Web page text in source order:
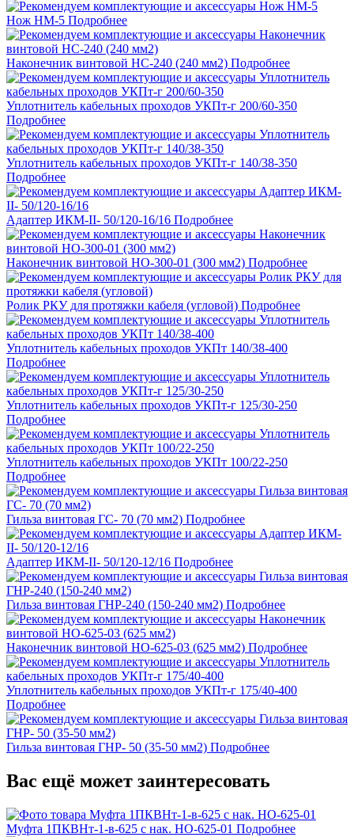
Нож НМ-5 Подробнее
Наконечник винтовой НС-240 (240 мм2) Подробнее
Уплотнитель кабельных проходов УКПт-г 200/60-350
Подробнее
Уплотнитель кабельных проходов УКПт-г 140/38-350
Подробнее
Адаптер ИКМ-II- 50/120-16/16 Подробнее
Наконечник винтовой НО-300-01 (300 мм2) Подробнее
Ролик РКУ для протяжки кабеля (угловой) Подробнее
Уплотнитель кабельных проходов УКПт 140/38-400
Подробнее
Уплотнитель кабельных проходов УКПт-г 125/30-250
Подробнее
Уплотнитель кабельных проходов УКПт 100/22-250
Подробнее
Гильза винтовая ГС- 70 (70 мм2) Подробнее
Адаптер ИКМ-II- 50/120-12/16 Подробнее
Гильза винтовая ГНР-240 (150-240 мм2) Подробнее
Наконечник винтовой НО-625-03 (625 мм2) Подробнее
Уплотнитель кабельных проходов УКПт-г 175/40-400
Подробнее
Гильза винтовая ГНР- 50 (35-50 мм2) Подробнее
Вас ещё может заинтересовать
Муфта 1ПКВНт-1-в-625 с нак. НО-625-01 Подробнее